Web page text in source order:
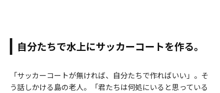
自分たちで水上にサッカーコートを作る。
「サッカーコートが無ければ、自分たちで作ればいい」。そ
う話しかける島の老人。「君たちは何処にいると思っている